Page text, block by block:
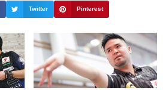
Twitter Pinterest